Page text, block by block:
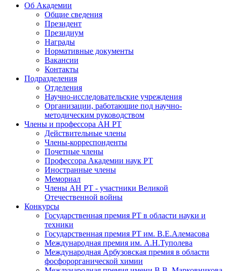
Об Академии
Общие сведения
Президент
Президиум
Награды
Нормативные документы
Вакансии
Контакты
Подразделения
Отделения
Научно-исследовательские учреждения
Организации, работающие под научно-
методическим руководством
Члены и профессора АН РТ
Действительные члены
Члены-корреспонденты
Почетные члены
Профессора Академии наук РТ
Иностранные члены
Мемориал
Члены АН РТ - участники Великой
Отечественной войны
Конкурсы
Государственная премия РТ в области науки и
техники
Государственная премия РТ им. В.Е.Алемасова
Международная премия им. А.Н.Туполева
Международная Арбузовская премия в области
фосфорорганической химии